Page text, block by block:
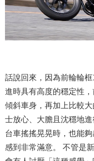
話說回來，因為前輪輪
進時具有高度的穩定性
傾斜車身，再加上比較
士放心、大膽且沈穩地
台車搖搖晃晃時，也能
感到非常滿意。 不管是